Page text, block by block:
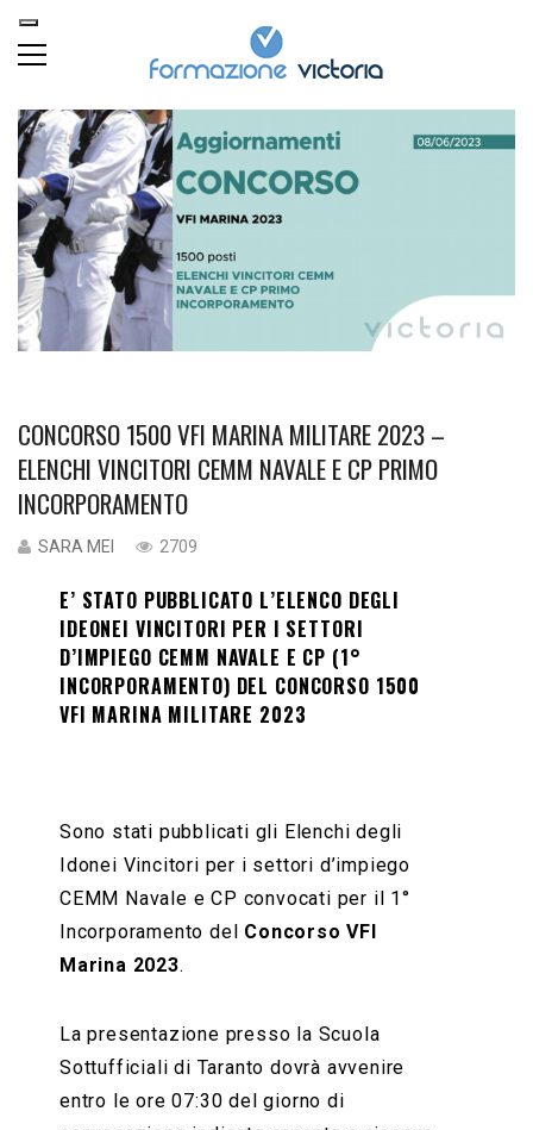
CONCORSO 1500 VFI MARINA MILITARE 2023 –
ELENCHI VINCITORI CEMM NAVALE E CP PRIMO
INCORPORAMENTO
SARA MEI 2709
E’ STATO PUBBLICATO L’ELENCO DEGLI
IDEONEI VINCITORI PER I SETTORI
D’IMPIEGO CEMM NAVALE E CP (1°
INCORPORAMENTO) DEL CONCORSO 1500
VFI MARINA MILITARE 2023
Sono stati pubblicati gli Elenchi degli
Idonei Vincitori per i settori d’impiego
CEMM Navale e CP convocati per il 1°
Incorporamento del Concorso VFI
Marina 2023.
La presentazione presso la Scuola
Sottufficiali di Taranto dovrà avvenire
entro le ore 07:30 del giorno di